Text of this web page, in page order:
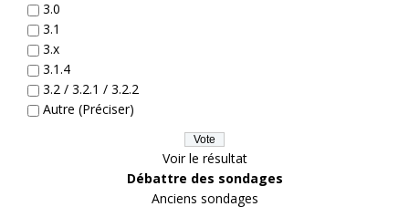
3.0
3.1
3.x
3.1.4
3.2 / 3.2.1 / 3.2.2
Autre (Préciser)
Voir le résultat
Débattre des sondages
Anciens sondages